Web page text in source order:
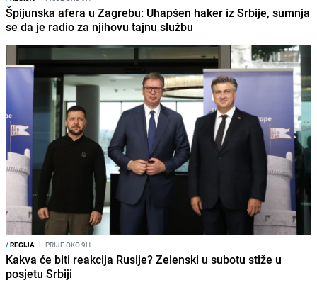
Špijunska afera u Zagrebu: Uhapšen haker iz Srbije, sumnja
se da je radio za njihovu tajnu službu
/REGIJA I PRIJE OKO 9H
Kakva će biti reakcija Rusije? Zelenski u subotu stiže u
posjetu Srbiji